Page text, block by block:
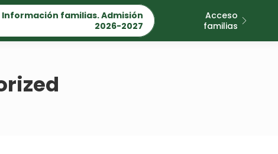
Información familias. Admisión
2026-2027
Acceso
familias